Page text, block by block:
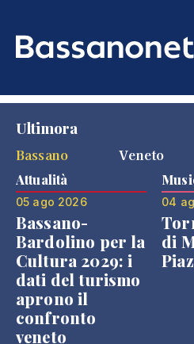
Ultimora
Bassano
Veneto
Attualità
05 ago 2026
Bassano-
Bardolino per la
Cultura 2029: i
dati del turismo
aprono il
confronto
veneto
04
di